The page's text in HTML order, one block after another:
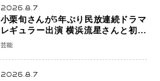
2026.8.7
小栗旬さんが5年ぶり民放連続ドラマ
レギュラー出演 横浜流星さんと初共
演『LOST10』で異色バディ結成
芸能
2026.8.7